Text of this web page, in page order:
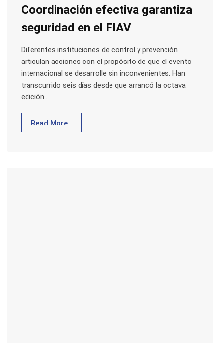
Coordinación efectiva garantiza
seguridad en el FIAV
Diferentes instituciones de control y prevención
articulan acciones con el propósito de que el evento
internacional se desarrolle sin inconvenientes. Han
transcurrido seis días desde que arrancó la octava
edición…
Read More